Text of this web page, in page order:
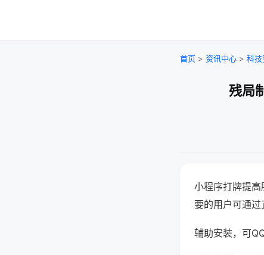
首页 > 资讯中心 > 科技
残局
小程序打牌提高
要的用户可通过
辅助安装，可